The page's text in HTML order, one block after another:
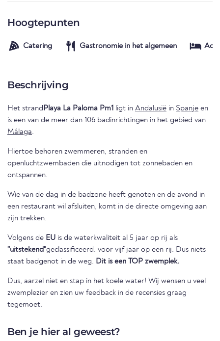
Hoogtepunten
Catering Gastronomie in het algemeen
Beschrijving
Het strand Playa La Paloma Pm1 ligt in Andalusië in Spanje en
is een van de meer dan 106 badinrichtingen in het gebied van
Málaga.
Hiertoe behoren zwemmeren, stranden en
openluchtzwembaden die uitnodigen tot zonnebaden en
ontspannen.
Wie van de dag in de badzone heeft genoten en de avond in
een restaurant wil afsluiten, komt in de directe omgeving aan
zijn trekken.
Volgens de EU is de waterkwaliteit al 5 jaar op rij als
"uitstekend"geclassificeerd. voor vijf jaar op een rij. Dus niets
staat badgenot in de weg. Dit is een TOP zwemplek.
Dus, aarzel niet en stap in het koele water! Wij wensen u veel
zwemplezier en zien uw feedback in de recensies graag
tegemoet.
Ben je hier al geweest?